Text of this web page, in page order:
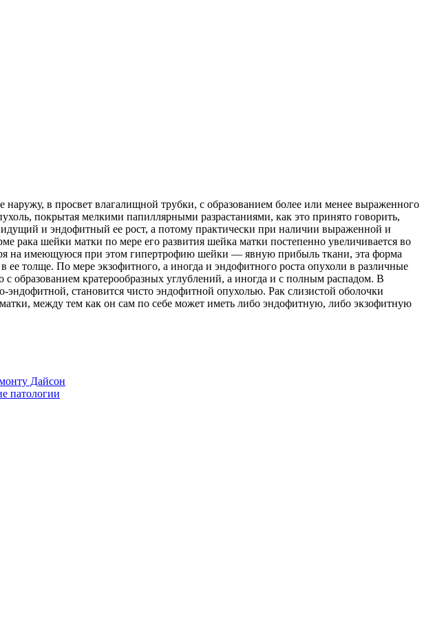
в просвет влагалищной трубки, с образованием более или менее выраженного
покрытая мелкими папиллярными разрастаниями, как это принято говорить,
и эндофитный ее рост, а потому практически при наличии выраженной и
шейки матки по мере его развития шейка матки постепенно увеличивается во
на имеющуюся при этом гипертрофию шейки — явную прибыль ткани, эта форма
толще. По мере экзофитного, а иногда и эндофитного роста опухоли в различные
образованием кратерообразных углублений, а иногда и с полным распадом. В
эндофитной, становится чисто эндофитной опухолью. Рак слизистой оболочки
между тем как он сам по себе может иметь либо эндофитную, либо экзофитную
Дайсон
патологии